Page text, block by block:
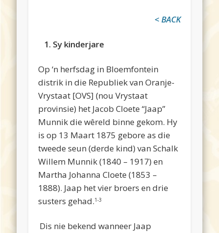
< BACK
1. Sy kinderjare
Op ‘n herfsdag in Bloemfontein
distrik in die Republiek van Oranje-
Vrystaat [OVS] (nou Vrystaat
provinsie) het Jacob Cloete “Jaap”
Munnik die wêreld binne gekom. Hy
is op 13 Maart 1875 gebore as die
tweede seun (derde kind) van Schalk
Willem Munnik (1840 – 1917) en
Martha Johanna Cloete (1853 –
1888). Jaap het vier broers en drie
susters gehad.1-3
Dis nie bekend wanneer Jaap